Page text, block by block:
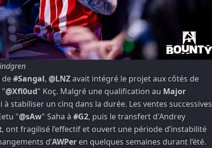
de#Sangal, @LNZavait intégré le projet aux côtés de
"@Xfl0ud" Koç. Malgré une qualification au Major
à stabiliser un cinq dans la durée. Les ventes successives
"@sAw" Saha à #G2, puis le transfert d'Andrey
, ont fragilisé l’effectif et ouvert une période d’instabilité
d’AWPer en quelques semaines durant l’été.